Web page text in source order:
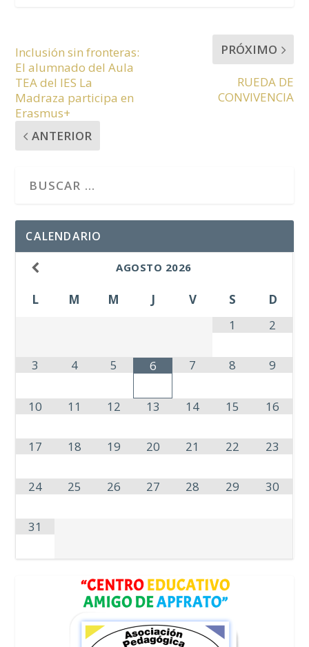
Inclusión sin fronteras:
El alumnado del Aula
TEA del IES La
Madraza participa en
Erasmus+
ANTERIOR
PRÓXIMO
RUEDA DE
CONVIVENCIA
CALENDARIO
AGOSTO 2026
L M M J V S
D
1
2
3 4 5 6 7 8 9
10 11 12 13 14 15 16
17 18 19 20 21 22 23
24 25 26 27 28 29 30
31